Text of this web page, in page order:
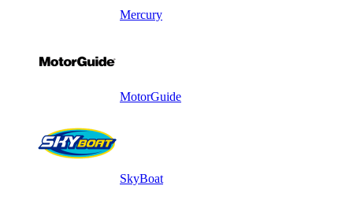
Mercury
MotorGuide
SkyBoat